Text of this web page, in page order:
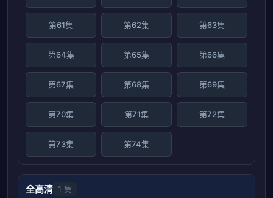
第61集 第62集 第63集
第64集 第65集 第66集
第67集 第68集 第69集
第70集 第71集 第72集
第73集 第74集
全高清 1 集